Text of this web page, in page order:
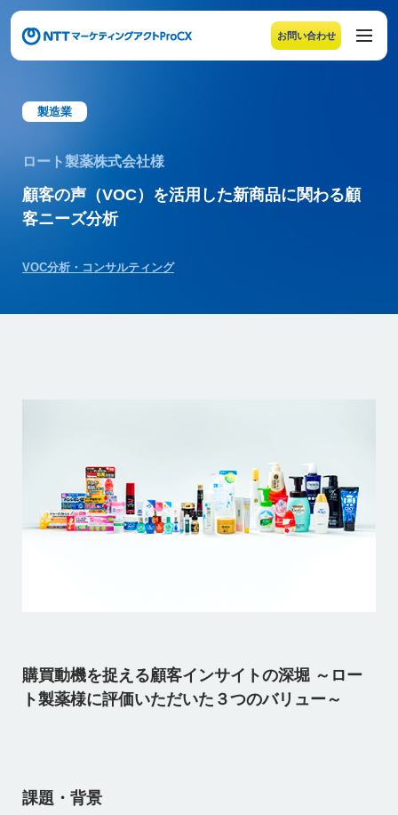
お問い合わせ
メニューの末尾です。Escape キーでメニューを閉じるこ
製造業
ロート製薬株式会社様
顧客の声（VOC）を活用した新商品に関わる顧
客ニーズ分析
VOC分析・コンサルティング
購買動機を捉える顧客インサイトの深堀 ～ロー
ト製薬様に評価いただいた３つのバリュー～
課題・背景